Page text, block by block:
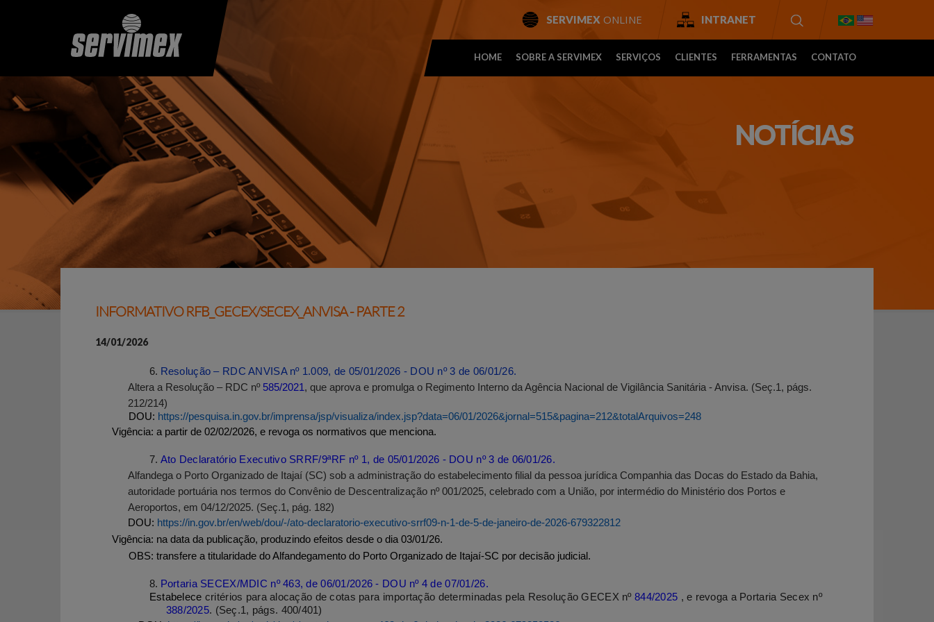
SERVIMEX ONLINE INTRANET
HOME SOBRE A SERVIMEX SERVIÇOS CLIENTES FERRAMENTAS CONTATO
NOTÍCIAS
INFORMATIVO RFB_GECEX/SECEX_ANVISA - PARTE 2
14/01/2026
6. Resolução – RDC ANVISA nº 1.009, de 05/01/2026 - DOU nº 3 de 06/01/26.
Altera a Resolução – RDC nº 585/2021 , que aprova e promulga o Regimento Interno da Agência Nacional de Vigilância Sanitária - Anvisa. (Seç.1, págs.
212/214)
DOU: https://pesquisa.in.gov.br/imprensa/jsp/visualiza/index.jsp?data=06/01/2026&jornal=515&pagina=212&totalArquivos=248
Vigência: a partir de 02/02/2026, e revoga os normativos que menciona.
7. Ato Declaratório Executivo SRRF/9ªRF nº 1, de 05/01/2026 - DOU nº 3 de 06/01/26.
Alfandega o Porto Organizado de Itajaí (SC) sob a administração do estabelecimento filial da pessoa jurídica Companhia das Docas do Estado da Bahia,
autoridade portuária nos termos do Convênio de Descentralização nº 001/2025, celebrado com a União, por intermédio do Ministério dos Portos e
Aeroportos, em 04/12/2025. (Seç.1, pág. 182)
DOU: https://in.gov.br/en/web/dou/-/ato-declaratorio-executivo-srrf09-n-1-de-5-de-janeiro-de-2026-679322812
Vigência: na data da publicação, produzindo efeitos desde o dia 03/01/26.
OBS: transfere a titularidade do Alfandegamento do Porto Organizado de Itajaí-SC por decisão judicial.
8. Portaria SECEX/MDIC nº 463, de 06/01/2026 - DOU nº 4 de 07/01/26.
Estabelece critérios para alocação de cotas para importação determinadas pela Resolução GECEX nº 844/2025 , e revoga a Portaria Secex nº
388/2025. (Seç.1, págs. 400/401)